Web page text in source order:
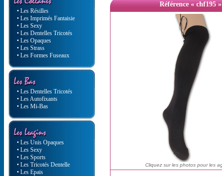
• Les Résilles
• Les Imprimés Fantaisie
• Les Sexy
• Les Dentelles Tricotés
• Les Opaques
• Les Strass
• Les Formes Fuseaux
• Les Dentelles Tricotés
• Les Autofixants
• Les Mi-Bas
• Les Unis Opaques
• Les Sexy
• Les Sports
• Les Tricotés Dentelle
• Les Epais
Référence « chf195 »
Cliquez sur les photos pour les